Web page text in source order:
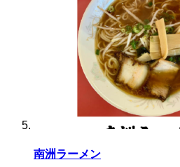
南洲ラーメン